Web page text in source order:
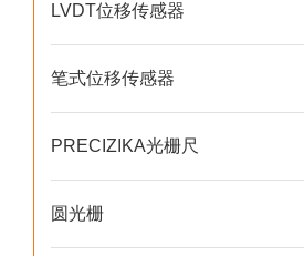
LVDT位移传感器
笔式位移传感器
PRECIZIKA光栅尺
圆光栅